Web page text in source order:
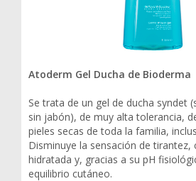
Atoderm Gel Ducha de Bioderma
Se trata de un gel de ducha syndet
sin jabón), de muy alta tolerancia,
pieles secas de toda la familia,
Disminuye la sensación de tirantez,
hidratada y, gracias a su pH
equilibrio cutáneo.